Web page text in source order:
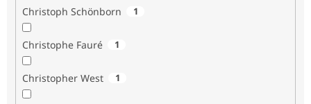
Christoph Schönborn 1
Christophe Fauré 1
Christopher West 1